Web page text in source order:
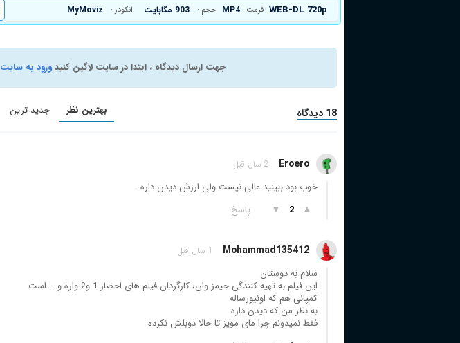
WEB-DL 720p فرمت : MP4 حجم : 903 مگابایت انکودر : MyMoviz
جهت ارسال دیدگاه ، ابتدا در سایت لاگین کنیدورود به سایت
18 دیدگاه بهترین نظر جدید ترین
Eroero 2 سال قبل
خوب بود ببینید عالی نیست ولی ارزش دیدن داره..
▲
2
▼ پاسخ
Mohammad135412 1 سال قبل
سلام به دوستان
این فیلم به تهیه کنندگی جیمز وان، کارگردان فیلم های احضار 1 و2 واره و... است
کمپانی هم که اونیورساله
به نظر من که دیدن داره
فقط نمیدونم چرا مای مویز تا حالا دوبلش نکرده